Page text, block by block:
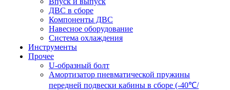
ДВС в сборе
Компоненты ДВС
Навесное оборудование
Система охлаждения
Инструменты
Прочее
U-образный болт
Амортизатор пневматической пружины
передней подвески кабины в сборе (-40℃/